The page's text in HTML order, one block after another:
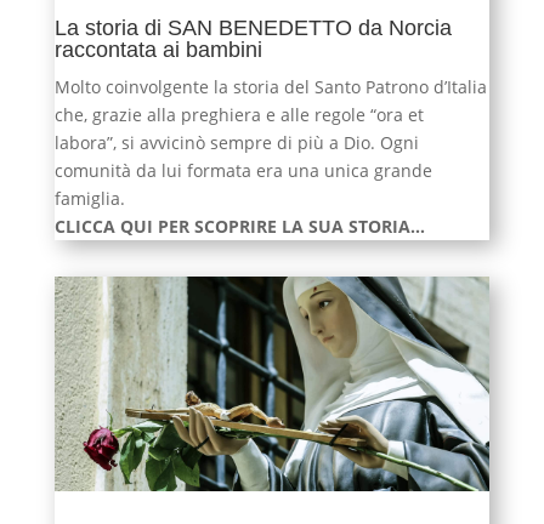
La storia di SAN BENEDETTO da Norcia
raccontata ai bambini
Molto coinvolgente la storia del Santo Patrono d’Italia
che, grazie alla preghiera e alle regole “ora et
labora”, si avvicinò sempre di più a Dio. Ogni
comunità da lui formata era una unica grande
famiglia.
CLICCA QUI PER SCOPRIRE LA SUA STORIA…